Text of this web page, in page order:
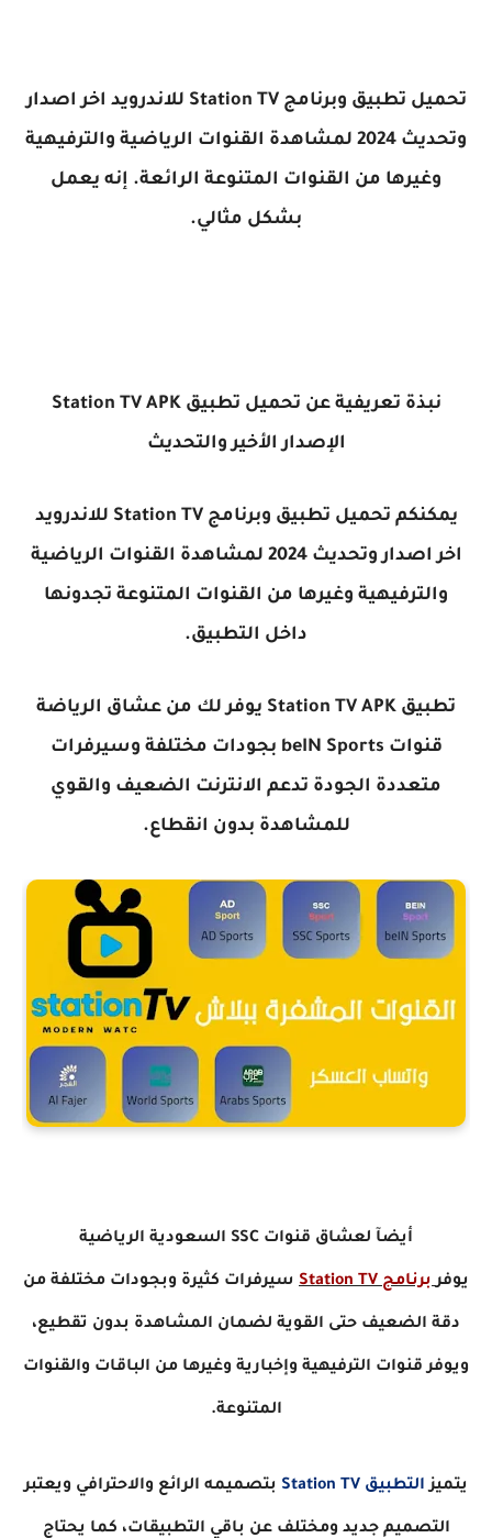
تحميل تطبيق وبرنامج Station TV للاندرويد اخر اصدار
وتحديث 2024 لمشاهدة القنوات الرياضية والترفيهية
وغيرها من القنوات المتنوعة الرائعة. إنه يعمل
بشكل مثالي.
نبذة تعريفية عن تحميل تطبيق Station TV APK
الإصدار الأخير والتحديث
يمكنكم تحميل تطبيق وبرنامج Station TV للاندرويد
اخر اصدار وتحديث 2024 لمشاهدة القنوات الرياضية
والترفيهية وغيرها من القنوات المتنوعة تجدونها
داخل التطبيق.
تطبيق Station TV APK يوفر لك من عشاق الرياضة
قنوات beIN Sports بجودات مختلفة وسيرفرات
متعددة الجودة تدعم الانترنت الضعيف والقوي
للمشاهدة بدون انقطاع.
أيضآ لعشاق قنوات SSC السعودية الرياضية
يوفربرنامجStation TV سيرفرات كثيرة وبجودات مختلفة من
دقة الضعيف حتى القوية لضمان المشاهدة بدون تقطيع،
ويوفر قنوات الترفيهية وإخبارية وغيرها من الباقات والقنوات
المتنوعة.
يتميزالتطبيق Station TV بتصميمه الرائع والاحترافي ويعتبر
التصميم جديد ومختلف عن باقي التطبيقات، كما يحتاج